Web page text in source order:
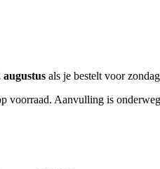
als je bestelt voor
voorraad. Aanvulling is